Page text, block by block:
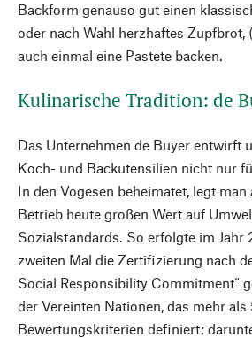
Backform genauso gut einen
oder nach Wahl herzhaftes
auch einmal eine Pastete backen.
Kulinarische Tradition: de
Das Unternehmen de Buyer entwirft
Koch- und Backutensilien nicht nur
In den Vogesen beheimatet, legt
Betrieb heute großen Wert auf
Sozialstandards. So erfolgte im Jahr
zweiten Mal die Zertifizierung nach
Social Responsibility Commitment“
der Vereinten Nationen, das mehr als
Bewertungskriterien definiert;